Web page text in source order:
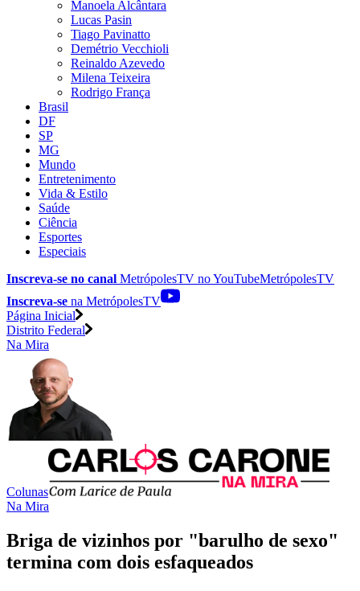
Manoela Alcântara
Lucas Pasin
Tiago Pavinatto
Demétrio Vecchioli
Reinaldo Azevedo
Milena Teixeira
Rodrigo França
Brasil
DF
SP
MG
Mundo
Entretenimento
Vida & Estilo
Saúde
Ciência
Esportes
Especiais
Inscreva-se no canal MetrópolesTV noYouTubeMetrópolesTV
Inscreva-se na MetrópolesTV
Página Inicial
Distrito Federal
Na Mira
Colunas
Na Mira
Briga de vizinhos por "barulho de sexo"
termina com dois esfaqueados